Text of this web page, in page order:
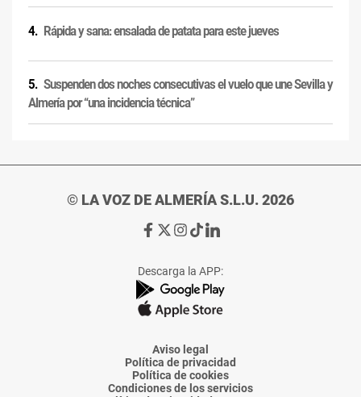
Rápida y sana: ensalada de patata para este jueves
Suspenden dos noches consecutivas el vuelo que une Sevilla y
Almería por “una incidencia técnica”
© LA VOZ DE ALMERÍA S.L.U. 2026
Ir
de
La
Voz
Almería
Ir
de
La
Voz
Almería
Ir
de
La
Voz
Almería
Ir
de
La
Voz
Almería
Ir
de
La
Voz
Descarga la APP:
Aviso legal
Política de privacidad
Política de cookies
Condiciones de los servicios